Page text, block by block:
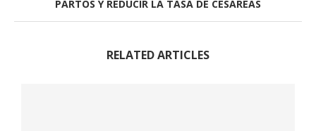
PARTOS Y REDUCIR LA TASA DE CESÁREAS
RELATED ARTICLES